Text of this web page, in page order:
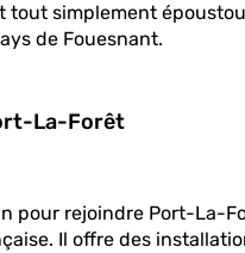
tout simplement
de Fouesnant.
La-Forêt
pour rejoindre Port-La-
Il offre des